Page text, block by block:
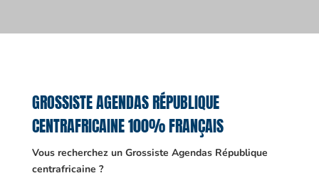
GROSSISTE AGENDAS RÉPUBLIQUE
CENTRAFRICAINE 100% FRANÇAIS
Vous recherchez un Grossiste Agendas République
centrafricaine ?